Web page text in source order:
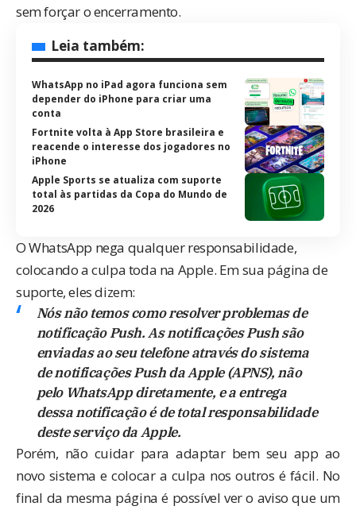
sem forçar o encerramento.
Leia também:
WhatsApp no iPad agora funciona sem
depender do iPhone para criar uma
conta
Fortnite volta à App Store brasileira e
reacende o interesse dos jogadores no
iPhone
Apple Sports se atualiza com suporte
total às partidas da Copa do Mundo de
2026
O WhatsApp nega qualquer responsabilidade,
colocando a culpa toda na Apple. Emsua página de
suporte, eles dizem:
Nós não temos como resolver problemas de
notificação Push. As notificações Push são
enviadas ao seu telefone através do sistema
de notificações Push da Apple (APNS), não
pelo WhatsApp diretamente, e a entrega
dessa notificação é de total responsabilidade
deste serviço da Apple.
Porém, não cuidar para adaptar bem seu app ao
novo sistema e colocar a culpa nos outros é fácil. No
final da mesma página é possível ver o aviso que um